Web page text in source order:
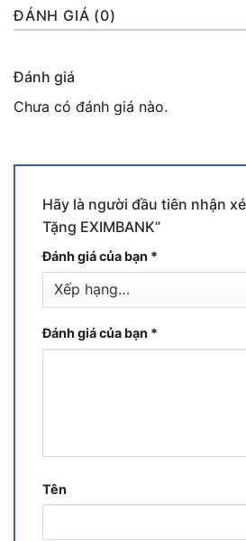
ĐÁNH GIÁ (0)
Đánh giá
Chưa có đánh giá nào.
Hãy là người đầu tiên nhận
Tặng EXIMBANK”
Đánh giá của bạn *
Đánh giá của bạn *
Tên